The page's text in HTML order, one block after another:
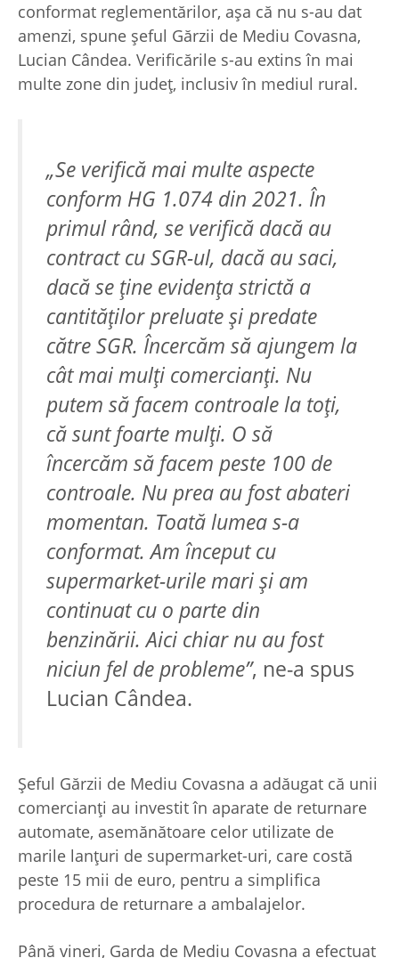
conformat reglementărilor, așa că nu s-au dat
amenzi, spune șeful Gărzii de Mediu Covasna,
Lucian Cândea. Verificările s-au extins în mai
multe zone din județ, inclusiv în mediul rural.
„Se verifică mai multe aspecte
conform HG 1.074 din 2021. În
primul rând, se verifică dacă au
contract cu SGR-ul, dacă au saci,
dacă se ține evidența strictă a
cantităților preluate și predate
către SGR. Încercăm să ajungem la
cât mai mulți comercianți. Nu
putem să facem controale la toți,
că sunt foarte mulți. O să
încercăm să facem peste 100 de
controale. Nu prea au fost abateri
momentan. Toată lumea s-a
conformat. Am început cu
supermarket-urile mari și am
continuat cu o parte din
benzinării. Aici chiar nu au fost
niciun fel de probleme”, ne-a spus
Lucian Cândea.
Șeful Gărzii de Mediu Covasna a adăugat că unii
comercianți au investit în aparate de returnare
automate, asemănătoare celor utilizate de
marile lanțuri de supermarket-uri, care costă
peste 15 mii de euro, pentru a simplifica
procedura de returnare a ambalajelor.
Până vineri, Garda de Mediu Covasna a efectuat